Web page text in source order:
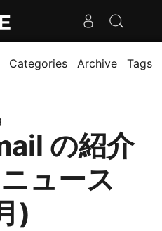
Categories Archive Tags
の紹介
ュース
)